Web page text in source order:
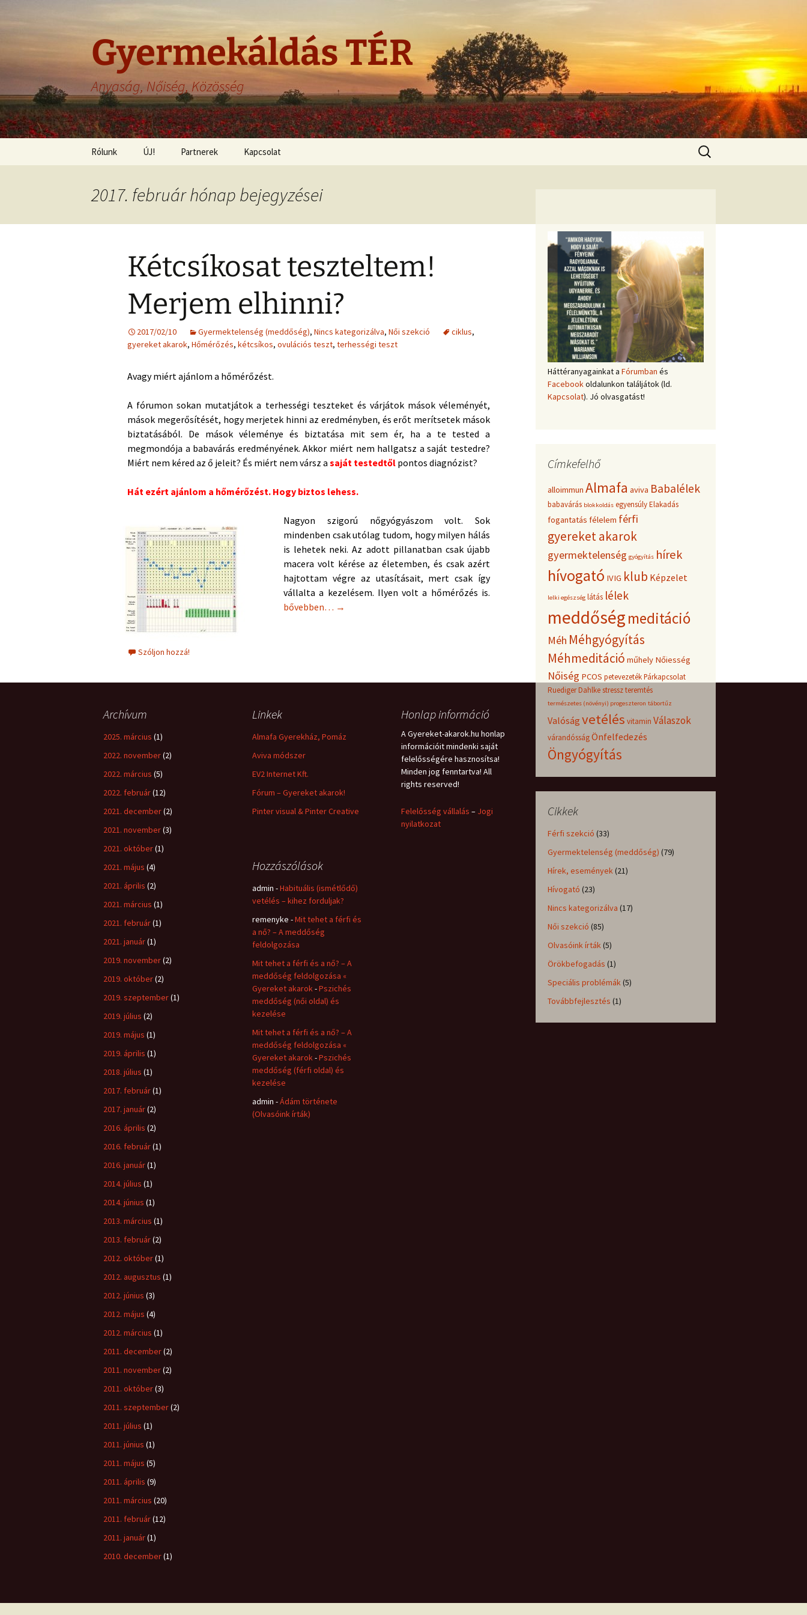
Gyermekáldás TÉR
Anyaság, Nőiség, Közösség
Ugrás
Rólunk ÚJ! Partnerek Kapcsolat
Keresés:
2017. február hónap bejegyzései
Kétcsíkosat teszteltem!
Merjem elhinni?
2017/02/10 Gyermektelenség (meddőség), Nincs kategorizálva, Női szekció ciklus,
gyereket akarok, Hőmérőzés, kétcsíkos, ovulációs teszt, terhességi teszt
Avagy miért ajánlom a hőmérőzést.
A fórumon sokan mutatjátok a terhességi teszteket és várjátok mások véleményét,
mások megerősítését, hogy merjetek hinni az eredményben, és erőt merítsetek mások
biztatásából. De mások véleménye és biztatása mit sem ér, ha a te tested a
megmondója a babavárás eredményének. Akkor miért nem hallgatsz a saját testedre?
Miért nem kéred az ő jeleit? És miért nem vársz a saját testedtől pontos diagnózist?
Hát ezért ajánlom a hőmérőzést. Hogy biztos lehess.
Nagyon szigorú nőgyógyászom volt. Sok
mindenben csak utólag tudom, hogy milyen hálás
is lehetek neki. Az adott pillanatban csak újabb
macera volt kérése az életemben, és csak azért
hajtottam végre az utasításait, mert csak így
vállalta a kezelésem. Ilyen volt a hőmérőzés is.
Kétcsíkosat teszteltem! Merjem elhinni?
bővebben… →
Szóljon hozzá!
Háttéranyagainkat a Fórumban és
Facebook oldalunkon találjátok (ld.
Kapcsolat). Jó olvasgatást!
Címkefelhő
alloimmun Almafa aviva Babalélek
babavárás blokkoldás egyensúlyElakadás
fogantatás félelem férfi
gyereket akarok
gyermektelenség gyógyítás hírek
hívogató IVIG klub Képzelet
lelki egészség látás lélek
meddőségmeditáció
Méh Méhgyógyítás
Méhmeditáció műhely Nőiesség
Nőiség PCOS petevezetékPárkapcsolat
Ruediger Dahlkestresszteremtés
természetes (növényi) progeszteron tábortűz
Valóság vetélés vitamin Válaszok
várandósságÖnfelfedezés
Öngyógyítás
Cikkek
Férfi szekció (33)
Gyermektelenség (meddőség) (79)
Hírek, események (21)
Hívogató (23)
Nincs kategorizálva (17)
Női szekció (85)
Olvasóink írták (5)
Örökbefogadás (1)
Speciális problémák (5)
Továbbfejlesztés (1)
Archívum
2025. március (1)
2022. november(2)
2022. március (5)
2022. február(12)
2021. december(2)
2021. november(3)
2021. október(1)
2021. május (4)
2021. április (2)
2021. március (1)
2021. február(1)
2021. január(1)
2019. november(2)
2019. október(2)
2019. szeptember(1)
2019. július (2)
2019. május (1)
2019. április (1)
2018. július (1)
2017. február(1)
2017. január(2)
2016. április (2)
2016. február(1)
2016. január(1)
2014. július (1)
2014. június (1)
2013. március (1)
2013. február(2)
2012. október(1)
2012. augusztus (1)
2012. június (3)
2012. május (4)
2012. március (1)
2011. december(2)
2011. november(2)
2011. október(3)
2011. szeptember(2)
2011. július (1)
2011. június (1)
2011. május (5)
2011. április (9)
2011. március (20)
2011. február(12)
2011. január(1)
2010. december(1)
Linkek
Almafa Gyerekház, Pomáz
Aviva módszer
EV2 Internet Kft.
Fórum – Gyereket akarok!
Pinter visual & Pinter Creative
Honlap információ
A Gyereket-akarok.hu honlap
információit mindenki saját
felelősségére hasznosítsa!
Minden jog fenntartva! All
rights reserved!
Felelősség vállalás – Jogi
nyilatkozat
Hozzászólások
admin -Habituális (ismétlődő)
vetélés – kihez forduljak?
remenyke -Mit tehet a férfi és
a nő? – A meddőség
feldolgozása
Mit tehet a férfi és a nő? – A
meddőség feldolgozása «
Gyereket akarok-Pszichés
meddőség (női oldal) és
kezelése
Mit tehet a férfi és a nő? – A
meddőség feldolgozása «
Gyereket akarok-Pszichés
meddőség (férfi oldal) és
kezelése
admin -Ádám története
(Olvasóink írták)